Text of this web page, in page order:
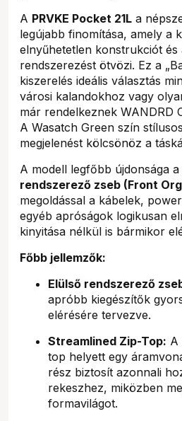
A PRVKE Pocket 21L a
legújabb finomítása, amely a
elnyűhetetlen konstrukciót és
rendszerezést ötvözi. Ez a
kiszerelés ideális választás
városi kalandokhoz vagy
már rendelkeznek WANDRD
A Wasatch Green szín
megjelenést kölcsönöz a
A modell legfőbb újdonsága
rendszerező zseb (Front
megoldással a kábelek,
egyéb apróságok logikusan
kinyitása nélkül is bármikor
Főbb jellemzők:
Elülső rendszerező
apróbb kiegészítők
elérésére tervezve.
Streamlined Zip-Top: A
top helyett egy
rész biztosít azonnali
rekeszhez, miközben
formavilágot.